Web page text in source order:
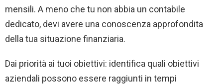
mensili. A meno che tu non abbia un contabile
dedicato, devi avere una conoscenza approfondita
della tua situazione finanziaria.
Dai priorità ai tuoi obiettivi: identifica quali obiettivi
aziendali possono essere raggiunti in tempi